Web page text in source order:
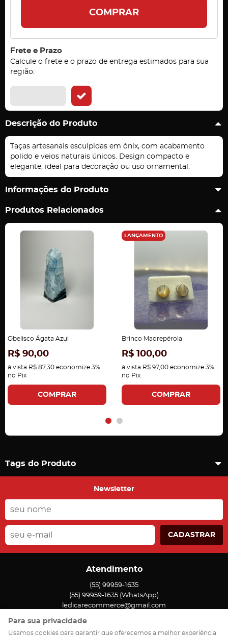
COMPRAR
Frete e Prazo
Calcule o frete e o prazo de entrega estimados para sua
região:
Descrição do Produto
Taças artesanais esculpidas em ônix, com acabamento
polido e veios naturais únicos. Design compacto e
elegante, ideal para decoração ou uso ornamental.
Informações do Produto
Produtos Relacionados
Obelisco Ágata Azul
R$ 90,00
à vista R$ 87,30 economize 3%
no Pix
COMPRAR
LANÇAMENTO
Brinco Madrepérola
R$ 100,00
à vista R$ 97,00 economize 3%
no Pix
COMPRAR
Tags do Produto
Newsletter
CADASTRAR
Atendimento
(55) 99959-1635
(55) 99959-1635 (WhatsApp)
ledicarecommerce@gmail.com
Para sua privacidade
Usamos cookies para garantir que oferecemos a melhor experiência